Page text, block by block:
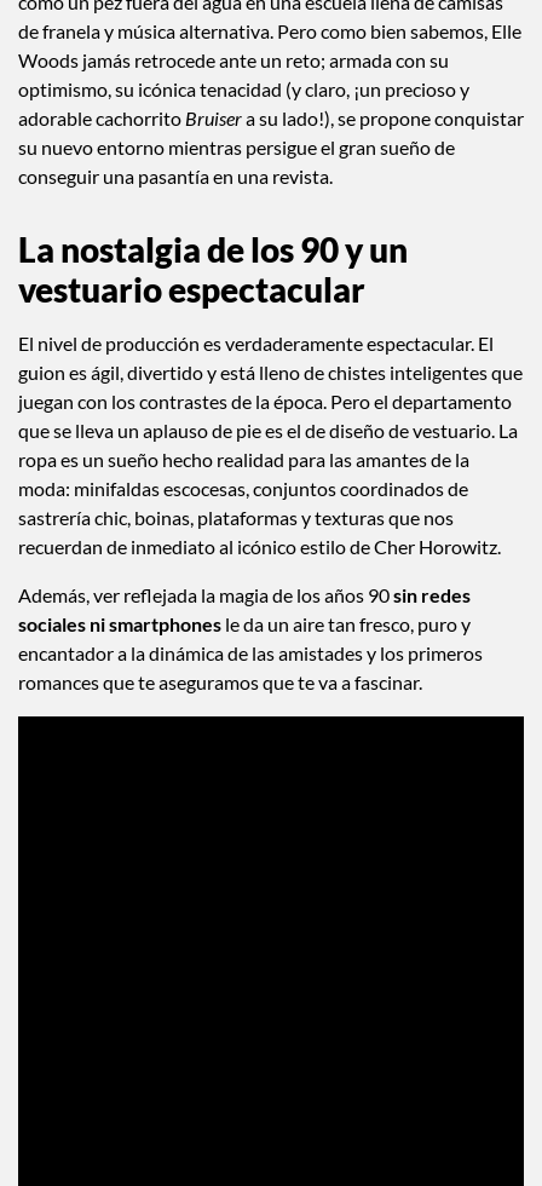
de franela y música alternativa. Pero como bien sabemos, Elle
Woods jamás retrocede ante un reto; armada con su
optimismo, su icónica tenacidad (y claro, ¡un precioso y
adorable cachorrito Bruisera su lado!), se propone conquistar
su nuevo entorno mientras persigue el gran sueño de
conseguir una pasantía en una revista.
La nostalgia de los 90 y un
vestuarioespectacular
El nivel de producción es verdaderamente espectacular. El
guion es ágil, divertido y está lleno de chistes inteligentes que
juegan con los contrastes de la época. Pero el departamento
que se lleva un aplauso de pie es el de diseño de vestuario. La
ropa es un sueño hecho realidad para las amantes de la
moda: minifaldas escocesas, conjuntos coordinados de
sastrería chic, boinas, plataformas y texturas que nos
recuerdan de inmediato al icónico estilo de Cher Horowitz.
Además, ver reflejada la magia de los años 90sin redes
sociales ni smartphones le da un aire tan fresco, puro y
encantador a la dinámica de las amistades y los primeros
romances que te aseguramos que te va a fascinar.